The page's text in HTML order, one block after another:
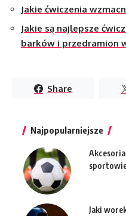
Jakie ćwiczenia
Jakie są najlepsze
barków i przedramion
Share
Najpopularniejsze
Jaki